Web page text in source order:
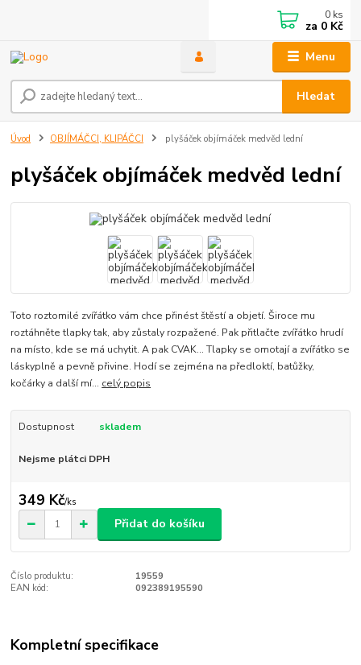
Menu
Hledat
0 ks
za 0 Kč
Úvod OBJÍMÁČCI, KLIPÁČCI plyšáček objímáček medvěd lední
plyšáček objímáček medvěd lední
Toto roztomilé zvířátko vám chce přinést štěstí a objetí. Široce mu
roztáhněte tlapky tak, aby zůstaly rozpažené. Pak přitlačte zvířátko hrudí
na místo, kde se má uchytit. A pak CVAK… Tlapky se omotají a zvířátko se
láskyplně a pevně přivine. Hodí se zejména na předloktí, batůžky,
kočárky a další mí... celý popis
Dostupnost skladem
Nejsme plátci DPH
349 Kč/ks
Přidat do košíku
Číslo produktu:
19559
EAN kód:
092389195590
Kompletní specifikace